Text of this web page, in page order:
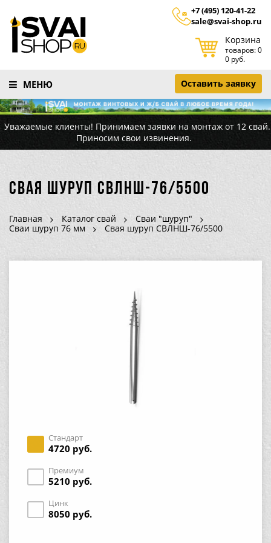
+7 (495) 120-41-22
sale@svai-shop.ru
Корзина
товаров: 0
0 руб.
МЕНЮ Оставить заявку
Уважаемые клиенты! Принимаем заявки на монтаж от 12 свай.
Приносим свои извинения.
Свая шуруп СВЛНШ-76/5500
Главная Каталог свай
Сваи "шуруп"
Сваи шуруп 76 мм
Свая шуруп СВЛНШ-76/5500
Стандарт
4720 руб.
Премиум
5210 руб.
Цинк
8050 руб.